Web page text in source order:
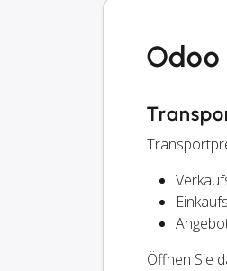
Odoo
Öffnen Sie